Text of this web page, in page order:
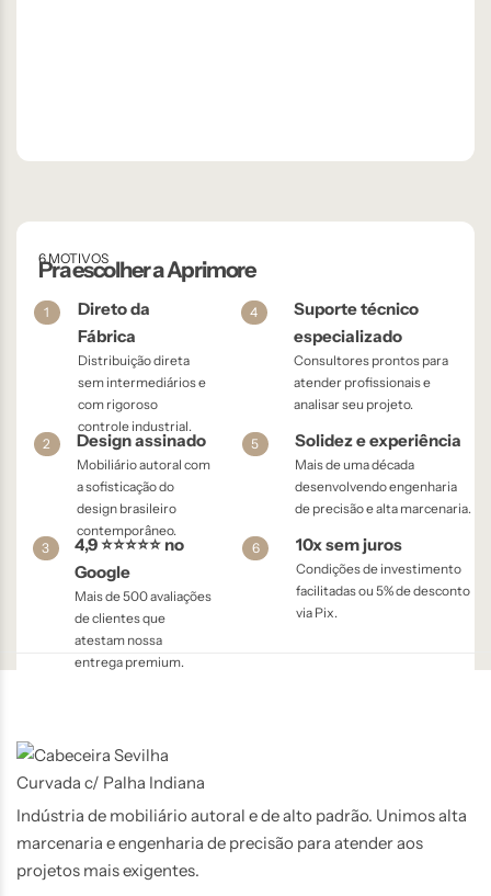
6 MOTIVOS
Pra escolher a Aprimore
1
Direto da
Fábrica
Distribuição direta
sem intermediários e
com rigoroso
controle industrial.
4
Suporte técnico
especializado
Consultores prontos para
atender profissionais e
analisar seu projeto.
2 Design assinado
Mobiliário autoral com
a sofisticação do
design brasileiro
contemporâneo.
5 Solidez e experiência
Mais de uma década
desenvolvendo engenharia
de precisão e alta marcenaria.
3
4,9 ⭐⭐⭐⭐⭐ no
Google
Mais de 500 avaliações
de clientes que
atestam nossa
entrega premium.
6 10x sem juros
Condições de investimento
facilitadas ou 5% de desconto
via Pix.
Indústria de mobiliário autoral e de alto padrão. Unimos alta
marcenaria e engenharia de precisão para atender aos
projetos mais exigentes.